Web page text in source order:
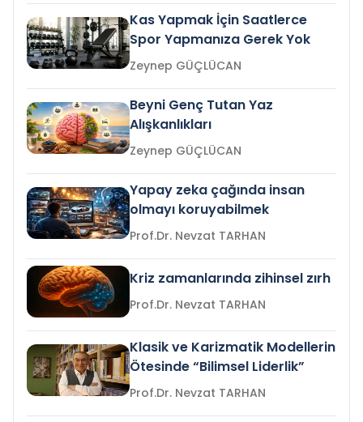
Kas Yapmak İçin Saatlerce
Spor Yapmanıza Gerek Yok
Zeynep GÜÇLÜCAN
Beyni Genç Tutan Yaz
Alışkanlıkları
Zeynep GÜÇLÜCAN
Yapay zeka çağında insan
olmayı koruyabilmek
Prof.Dr. Nevzat TARHAN
Kriz zamanlarında zihinsel zırh
Prof.Dr. Nevzat TARHAN
Klasik ve Karizmatik Modellerin
Ötesinde “Bilimsel Liderlik”
Prof.Dr. Nevzat TARHAN